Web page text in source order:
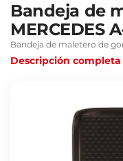
Bandeja de
MERCEDES
Bandeja de maletero de
Descripción completa